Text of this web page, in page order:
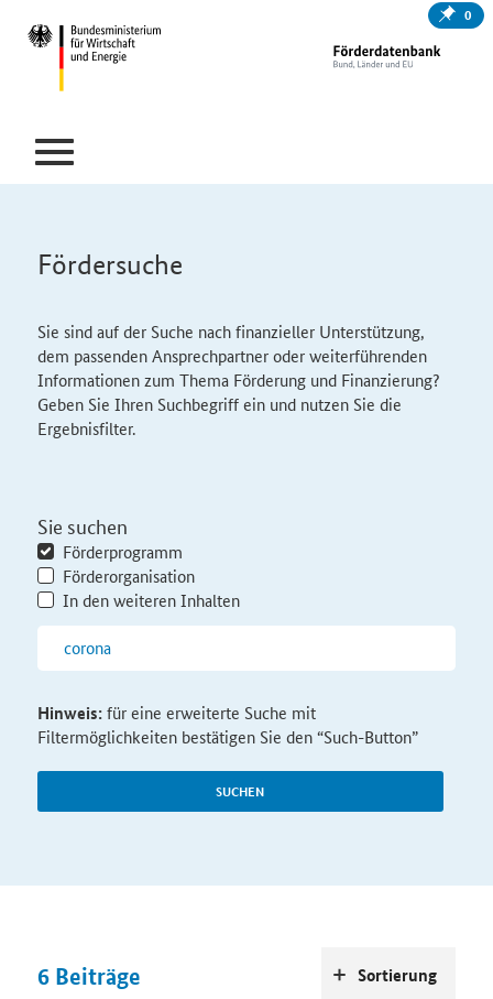
0
Fördersuche
Sie sind auf der Suche nach finanzieller Unterstützung,
dem passenden Ansprechpartner oder weiterführenden
Informationen zum Thema Förderung und Finanzierung?
Geben Sie Ihren Suchbegriff ein und nutzen Sie die
Ergebnisfilter.
Sie suchen
Förderprogramm
Förderorganisation
In den weiteren Inhalten
SUCHEN
Hinweis:für eine erweiterte Suche mit
Filtermöglichkeiten bestätigen Sie den “Such-Button”
6 Beiträge Sortierung